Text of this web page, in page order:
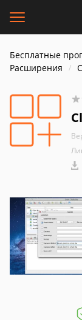
Бесплатные
Расширения